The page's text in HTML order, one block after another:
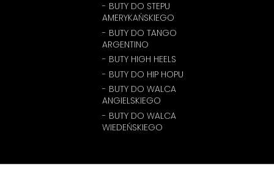
- BUTY DO STEPU
AMERYKAŃSKIEGO
- BUTY DO TANGO
ARGENTINO
- BUTY HIGH HEELS
- BUTY DO HIP HOPU
- BUTY DO WALCA
ANGIELSKIEGO
- BUTY DO WALCA
WIEDEŃSKIEGO